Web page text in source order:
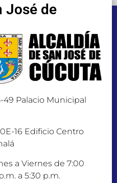
José de
49 Palacio Municipal
16 Edificio Centro
a Viernes de 7:00
a 5:30 p.m.